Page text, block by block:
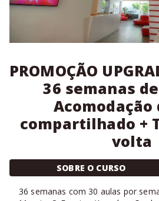
PROMOÇÃO
36 semanas
compartilhado +
volta
SOBRE O CURSO
36 semanas com 30 aulas por